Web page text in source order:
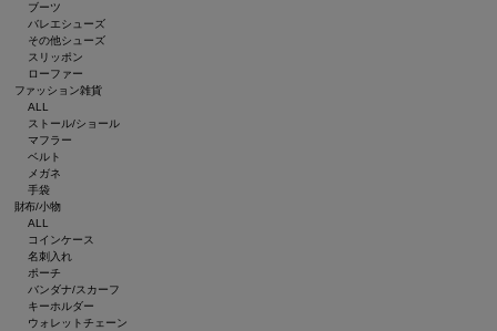
ブーツ
バレエシューズ
その他シューズ
スリッポン
ローファー
ファッション雑貨
ALL
ストール/ショール
マフラー
ベルト
メガネ
手袋
財布/小物
ALL
コインケース
名刺入れ
ポーチ
バンダナ/スカーフ
キーホルダー
ウォレットチェーン